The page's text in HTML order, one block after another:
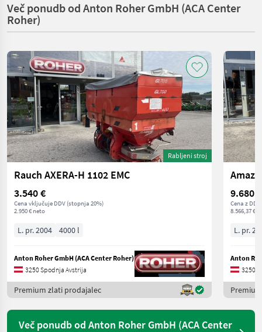
Več ponudb od Anton Roher GmbH (ACA Center
Roher)
Rabljeni stroj
Rauch AXERA-H 1102 EMC
3.540 €
Cena vključuje DDV (stopnja 20%)
2.950 € neto
L. pr. 2004 4000 l
Anton Roher GmbH (ACA Center Roher)
3250 Spodnja Avstrija
Premium zlati prodajalec
9.680 €
Cena z
8.566,37 €
L. pr.
Anton
3250
Več ponudb od Anton Roher GmbH (ACA Center